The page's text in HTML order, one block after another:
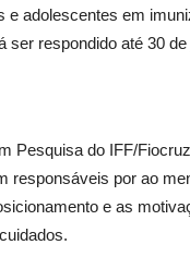
e adolescentes em
ser respondido até 30
Pesquisa do IFF/
responsáveis por ao
e as